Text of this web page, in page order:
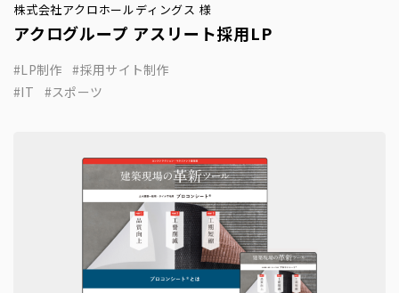
株式会社アクロホールディングス 様
アクログループ アスリート採用LP
LP制作
採用サイト制作
IT
スポーツ